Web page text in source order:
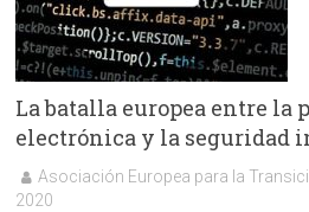
La batalla europea entre la
electrónica y la seguridad
Asociación Europea para la
2020